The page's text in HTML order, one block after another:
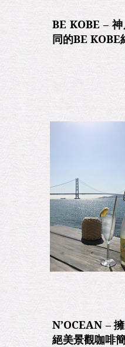
BE KOBE –
同的BE KOBE
N’OCEAN –
絕美景觀咖啡